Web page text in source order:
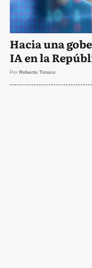
Hacia una
IA en la
Por Roberto Tinoco